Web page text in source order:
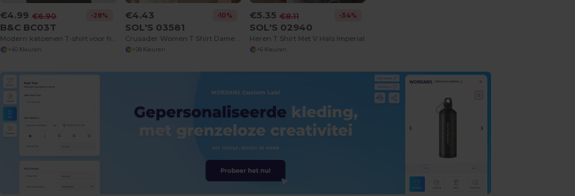
€4.99 €6.90 -28%
B&C BC03T
+40 Kleuren
€4.43 -10%
SOL'S 03581
Crusader Women T Shirt Dames Jersey Ronde Hals Getailleerd
+28 Kleuren
€5.35 €8.11 -34%
SOL'S 02940
Heren T Shirt Met V Hals Imperial
+6 Kleuren